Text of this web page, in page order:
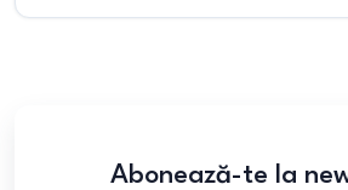
Abonează-te la